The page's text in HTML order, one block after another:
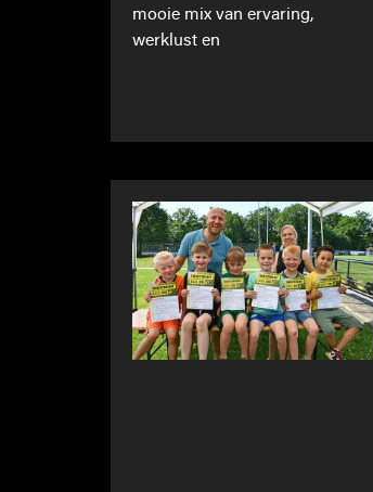
mooie mix van ervaring,
werklust en